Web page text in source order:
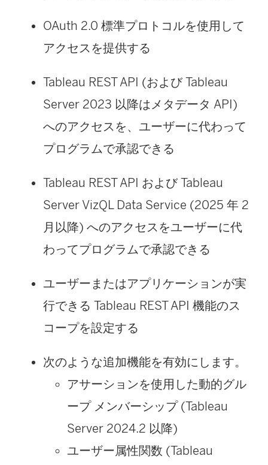
OAuth 2.0 標準プロトコルを使用して
アクセスを提供する
Tableau REST API (およびTableau
Server 2023 以降はメタデータ API)
へのアクセスを、ユーザーに代わって
プログラムで承認できる
Tableau REST API およびTableau
ServerVizQL Data Service (2025 年 2
月以降) へのアクセスをユーザーに代
わってプログラムで承認できる
ユーザーまたはアプリケーションが実
行できる Tableau REST API 機能のス
コープを設定する
次のような追加機能を有効にします。
アサーションを使用した動的グル
ープ メンバーシップ (Tableau
Server 2024.2 以降)
ユーザー属性関数 (Tableau